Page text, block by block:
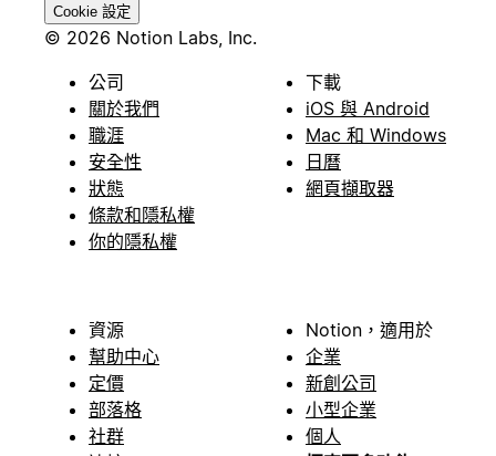
Cookie 設定
© 2026 Notion Labs, Inc.
公司
關於我們
職涯
安全性
狀態
條款和隱私權
你的隱私權
下載
iOS 與 Android
Mac 和 Windows
日曆
網頁擷取器
資源
幫助中心
定價
部落格
社群
Notion，適用於
企業
新創公司
小型企業
個人